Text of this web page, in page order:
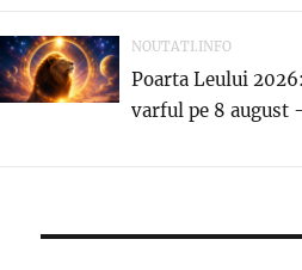
NOUTATI.INFO
Poarta Leului
varful pe 8 august